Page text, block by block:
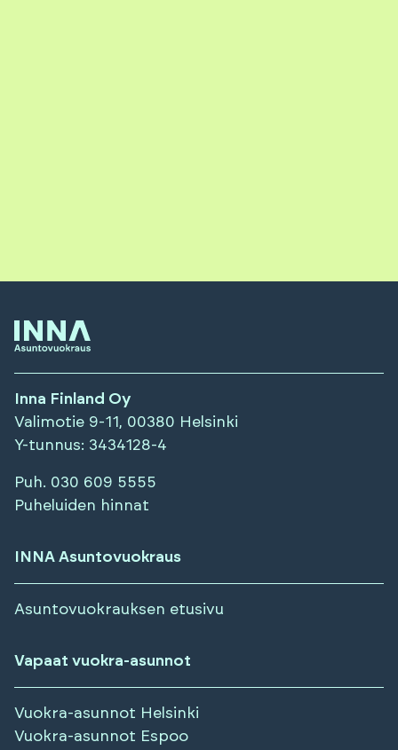
Inna Finland Oy
Valimotie 9-11, 00380 Helsinki
Y-tunnus: 3434128-4
Puh. 030 609 5555
Puheluiden hinnat
INNA Asuntovuokraus
Asuntovuokrauksen etusivu
Vapaat vuokra-asunnot
Vuokra-asunnot Helsinki
Vuokra-asunnot Espoo